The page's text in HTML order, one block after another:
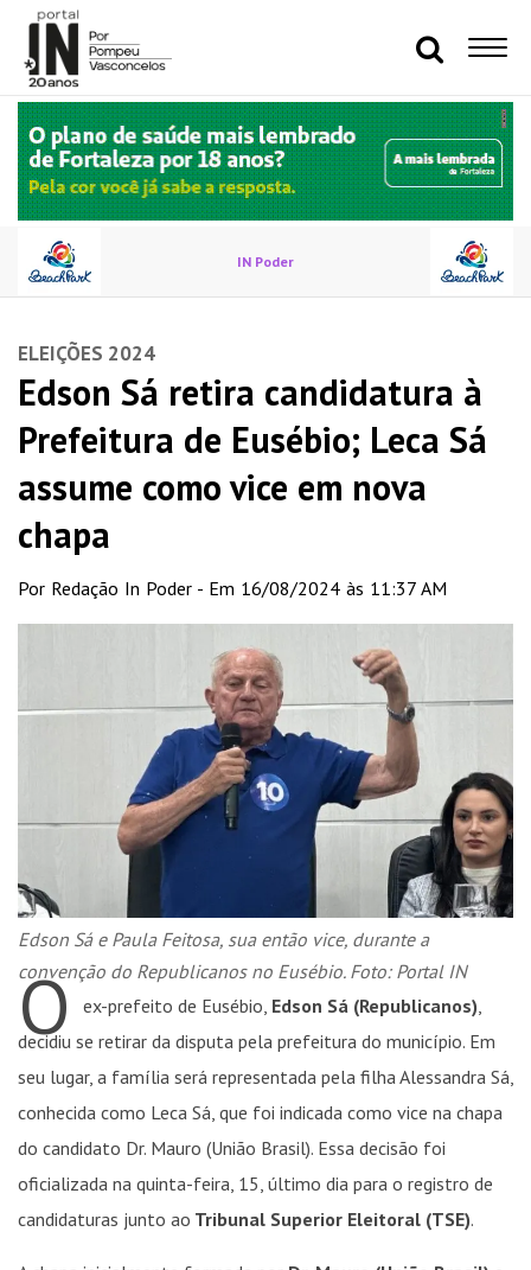
IN Poder
ELEIÇÕES 2024
Edson Sá retira candidatura à
Prefeitura de Eusébio; Leca Sá
assume como vice em nova
chapa
Por Redação In Poder - Em 16/08/2024 às 11:37 AM
Edson Sá e Paula Feitosa, sua então vice, durante a
convenção do Republicanos no Eusébio. Foto: Portal IN
O ex-prefeito de Eusébio, Edson Sá (Republicanos)
decidiu se retirar da disputa pela prefeitura do município. Em
seu lugar, a família será representada pela filha Alessandra Sá,
conhecida como Leca Sá, que foi indicada como vice na chapa
do candidato Dr. Mauro (União Brasil). Essa decisão foi
oficializada na quinta-feira, 15, último dia para o registro de
candidaturas junto ao Tribunal Superior Eleitoral (TSE).